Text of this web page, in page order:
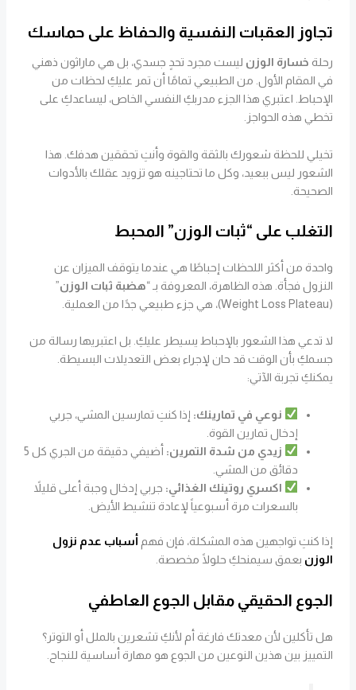
تجاوز العقبات النفسية والحفاظ على حماسك
رحلة خسارة الوزن ليست مجرد تحدٍ جسدي، بل هي ماراثون ذهني
في المقام الأول. من الطبيعي تمامًا أن تمر عليكِ لحظات من
الإحباط. اعتبري هذا الجزء مدربكِ النفسي الخاص، ليساعدكِ على
تخطي هذه الحواجز.
تخيلي للحظة شعورك بالثقة والقوة وأنتِ تحققين هدفك. هذا
الشعور ليس ببعيد، وكل ما تحتاجينه هو تزويد عقلك بالأدوات
الصحيحة.
التغلب على “ثبات الوزن” المحبط
واحدة من أكثر اللحظات إحباطًا هي عندما يتوقف الميزان عن
النزول فجأة. هذه الظاهرة، المعروفة بـ “هضبة ثبات الوزن”
(Weight Loss Plateau)، هي جزء طبيعي جدًا من العملية.
لا تدعي هذا الشعور بالإحباط يسيطر عليكِ. بل اعتبريها رسالة من
جسمكِ بأن الوقت قد حان لإجراء بعض التعديلات البسيطة.
يمكنكِ تجربة الآتي:
نوعي في تمارينك: إذا كنتِ تمارسين المشي، جربي
إدخال تمارين القوة.
زيدي من شدة التمرين:
أضيفي دقيقة من الجري كل 5
دقائق من المشي.
اكسري روتينك الغذائي: جربي إدخال وجبة أعلى قليلاً
بالسعرات مرة أسبوعياً لإعادة تنشيط الأيض.
إذا كنتِ تواجهين هذه المشكلة، فإن فهم أسباب عدم نزول
الوزن بعمق سيمنحكِ حلولًا مخصصة.
الجوع الحقيقي مقابل الجوع العاطفي
هل تأكلين لأن معدتك فارغة أم لأنكِ تشعرين بالملل أو التوتر؟
التمييز بين هذين النوعين من الجوع هو مهارة أساسية للنجاح.